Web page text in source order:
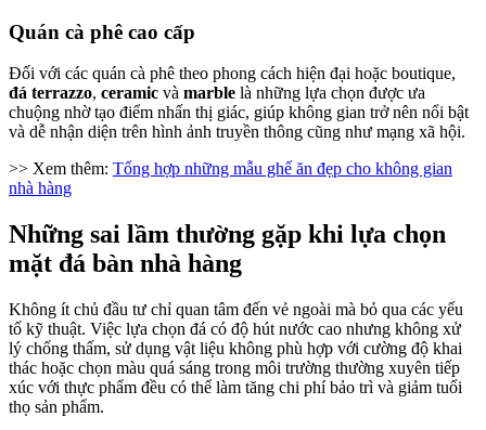
Quán cà phê cao cấp
Đối với các quán cà phê theo phong cách hiện đại hoặc boutique,
đá terrazzo, ceramic và marble là những lựa chọn được ưa
chuộng nhờ tạo điểm nhấn thị giác, giúp không gian trở nên nổi bật
và dễ nhận diện trên hình ảnh truyền thông cũng như mạng xã hội.
>> Xem thêm: Tổng hợp những mẫu ghế ăn đẹp cho không gian
nhà hàng
Những sai lầm thường gặp khi lựa chọn
mặt đá bàn nhà hàng
Không ít chủ đầu tư chỉ quan tâm đến vẻ ngoài mà bỏ qua các yếu
tố kỹ thuật. Việc lựa chọn đá có độ hút nước cao nhưng không xử
lý chống thấm, sử dụng vật liệu không phù hợp với cường độ khai
thác hoặc chọn màu quá sáng trong môi trường thường xuyên tiếp
xúc với thực phẩm đều có thể làm tăng chi phí bảo trì và giảm tuổi
thọ sản phẩm.